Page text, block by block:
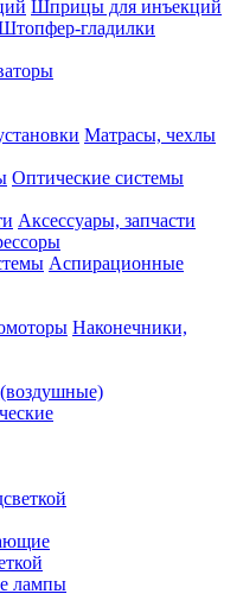
Шприцы для инъекций
гладилки
Матрасы, чехлы
Оптические системы
Аксессуары, запчасти
Аспирационные
Наконечники,